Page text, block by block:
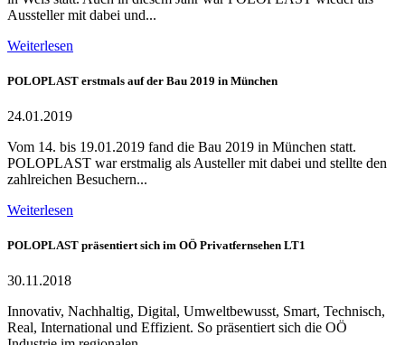
Aussteller mit dabei und...
Weiterlesen
POLOPLAST erstmals auf der Bau 2019 in München
24.01.2019
Vom 14. bis 19.01.2019 fand die Bau 2019 in München statt.
POLOPLAST war erstmalig als Austeller mit dabei und stellte den
zahlreichen Besuchern...
Weiterlesen
POLOPLAST präsentiert sich im OÖ Privatfernsehen LT1
30.11.2018
Innovativ, Nachhaltig, Digital, Umweltbewusst, Smart, Technisch,
Real, International und Effizient. So präsentiert sich die OÖ